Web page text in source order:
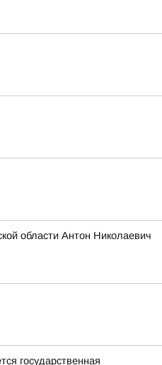
области Антон Николаевич
государственная